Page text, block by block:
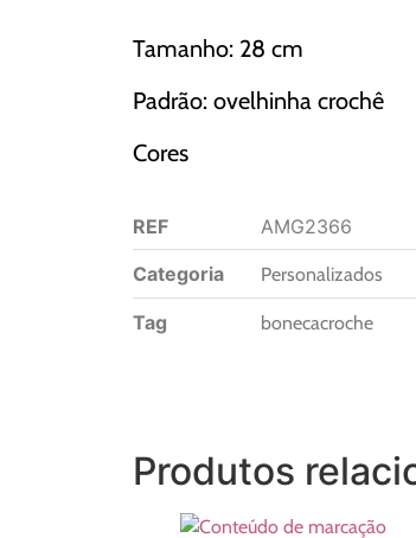
Tamanho: 28 cm
Padrão: ovelhinha crochê
Cores
REF
AMG2366
Categoria
Personalizados
Tag bonecacroche
Produtos